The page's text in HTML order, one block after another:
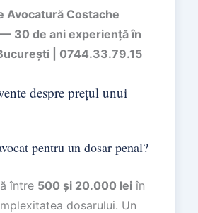
Avocatură Costache
30 de ani experiență în
| 0744.33.79.15
despre prețul unui
pentru un dosar penal?
între 500 și 20.000 lei în
dosarului. Un